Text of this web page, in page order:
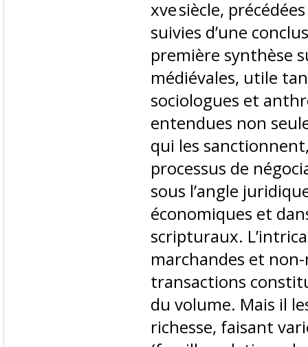
xve siècle,
suivies d’une
première synthèse
médiévales, utile
sociologues et
entendues non
qui les
processus de
sous l’angle
économiques et
scripturaux.
marchandes et
transactions
du volume. Mais il
richesse, faisant